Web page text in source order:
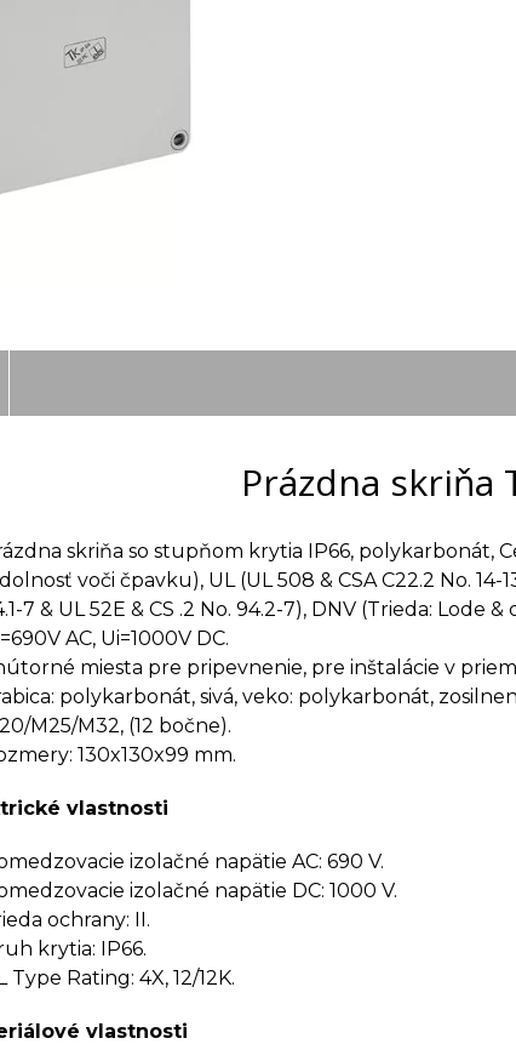
Prázdna skriňa
skriňa so stupňom krytia IP66, polykarbonát,
voči čpavku), UL (UL 508 & CSA C22.2 No. 14-
7 & UL 52E & CS .2 No. 94.2-7), DNV (Trieda: Lode
AC, Ui=1000V DC.
miesta pre pripevnenie, pre inštalácie v
polykarbonát, sivá, veko: polykarbonát,
M25/M32, (12 bočne).
130x130x99 mm.
vlastnosti
izolačné napätie AC: 690 V.
izolačné napätie DC: 1000 V.
ochrany: II.
krytia: IP66.
Type Rating: 4X, 12/12K.
vlastnosti